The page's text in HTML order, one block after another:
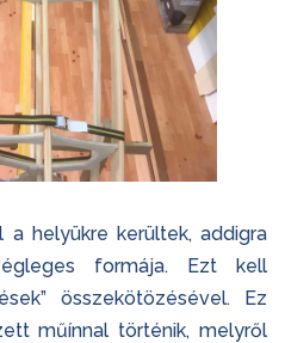
helyükre kerültek, addigra
formája. Ezt kell
összekötözésével. Ez
műínnal történik, melyről